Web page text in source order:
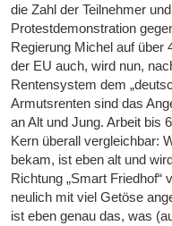
die Zahl der Teilnehmer
Protestdemonstration
Regierung Michel auf über
der EU auch, wird nun,
Rentensystem dem
Armutsrenten sind das
an Alt und Jung. Arbeit bis
Kern überall vergleichbar:
bekam, ist eben alt und
Richtung „Smart
neulich mit viel Getöse
ist eben genau das, was